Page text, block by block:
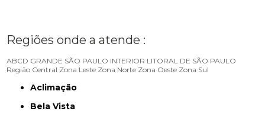
Regiões onde a atende :
ABCD GRANDE SÃO PAULO INTERIOR LITORAL DE SÃO PAULO
Região Central Zona Leste Zona Norte Zona Oeste Zona Sul
Aclimação
Bela Vista